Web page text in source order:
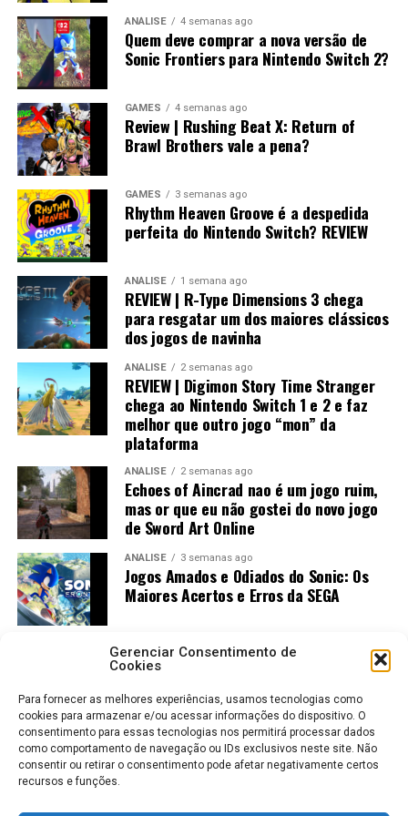
Gerenciar Consentimento de
Cookies
Para fornecer as melhores experiências, usamos tecnologias como
cookies para armazenar e/ou acessar informações do dispositivo. O
consentimento para essas tecnologias nos permitirá processar dados
como comportamento de navegação ou IDs exclusivos neste site. Não
consentir ou retirar o consentimento pode afetar negativamente certos
recursos e funções.
Desempenho impressionante no
Switch 2 e um verdadeiro milagre no
Switch 1
Visualmente, o jogo impressiona bastante.
NoNintendo Switch 2
praticamente não fica devendo em relação às versões de
PlayStation 5 e Xbox, entregando uma experiência
muito próxima dos consoles mais potentes.
Já noNintendo Switch 1, o trabalho de otimização
merece elogios. Naturalmente existem reduções na
qualidade das texturas e alguns ajustes gráficos, mas o
resultado final continua muito bonito.
da era PlayStation 3, mantendo ótima apresentação e
excelente direção de arte mesmo no hardware original
do Switch.
ANÁLISE 4 semanas ago
Quem deve comprar a nova versão de
Sonic Frontiers para Nintendo Switch 2?
GAMES 4 semanas ago
Review | Rushing Beat X: Return of
Brawl Brothers vale a pena?
GAMES 3 semanas ago
Rhythm Heaven Groove é a despedida
perfeita do Nintendo Switch? REVIEW
ANÁLISE 1 semana ago
REVIEW | R-Type Dimensions 3 chega
para resgatar um dos maiores clássicos
dos jogos de navinha
ANÁLISE 2 semanas ago
REVIEW | Digimon Story Time Stranger
chega ao Nintendo Switch 1 e 2 e faz
melhor que outro jogo “mon” da
plataforma
ANÁLISE 2 semanas ago
Echoes of Aincrad nao é um jogo ruim,
mas or que eu não gostei do novo jogo
de Sword Art Online
ANÁLISE 3 semanas ago
Jogos Amados e Odiados do Sonic: Os
Maiores Acertos e Erros da SEGA